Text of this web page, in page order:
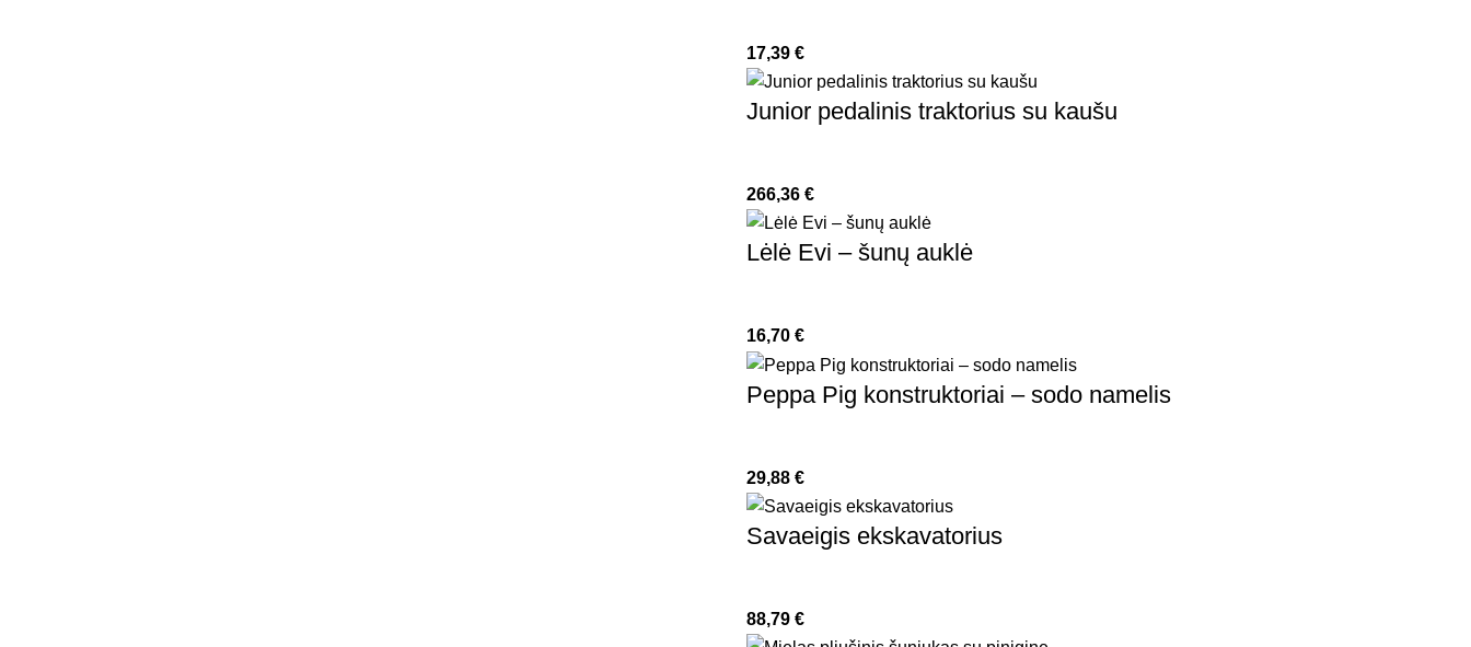
17,39 €
Junior pedalinis traktorius su kaušu
266,36 €
Lėlė Evi – šunų auklė
16,70 €
Peppa Pig konstruktoriai – sodo namelis
29,88 €
Savaeigis ekskavatorius
88,79 €